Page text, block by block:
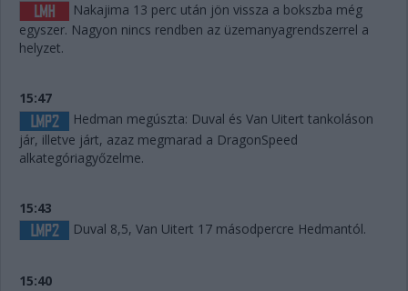
Nakajima 13 perc után jön vissza a bokszba még
egyszer. Nagyon nincs rendben az üzemanyagrendszerrel a
helyzet.
15:47
Hedman megúszta: Duval és Van Uitert tankoláson
jár, illetve járt, azaz megmarad a DragonSpeed
alkategóriagyőzelme.
15:43
Duval 8,5, Van Uitert 17 másodpercre Hedmantól.
15:40